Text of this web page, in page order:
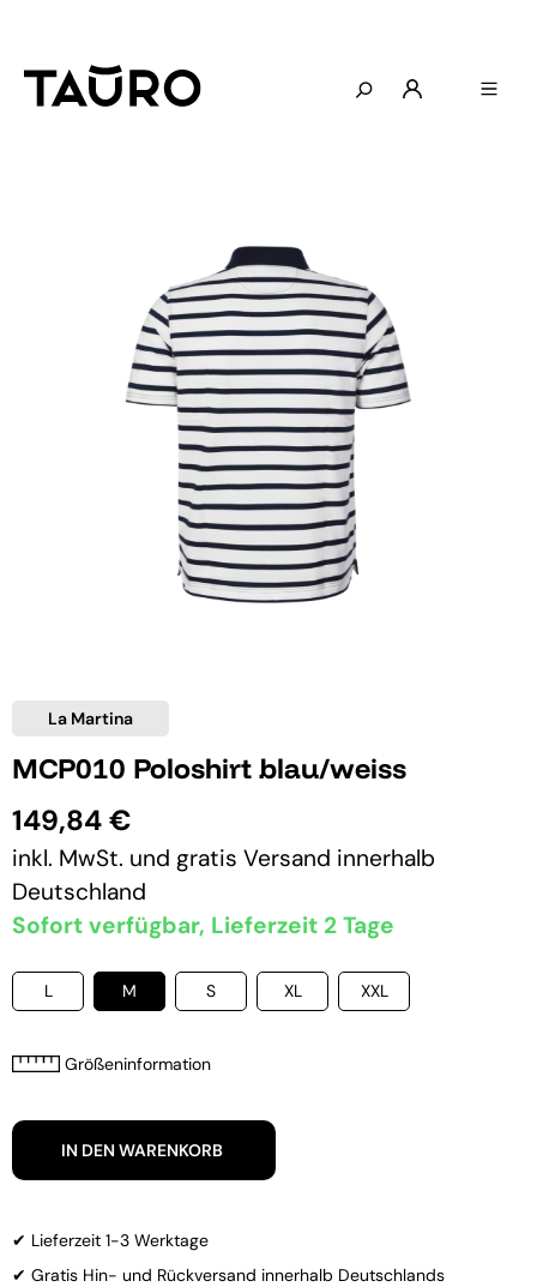
La Martina
MCP010 Poloshirt blau/weiss
149,84 €
inkl. MwSt. und gratis Versand innerhalb
Deutschland
Sofort verfügbar, Lieferzeit 2 Tage
L M S XL XXL
Größeninformation
IN DEN WARENKORB
✔ Lieferzeit 1-3 Werktage
✔ Gratis Hin- und Rückversand innerhalb Deutschlands